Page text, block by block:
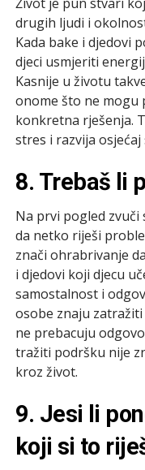
drugih ljudi i
Kada bake i djedovi
djeci usmjeriti
Kasnije u životu
onome što ne mogu
konkretna rješenja.
stres i razvija
8. Trebaš li
Na prvi pogled zvuči
da netko riješi
znači ohrabrivanje
i djedovi koji djecu
samostalnost i
osobe znaju
ne prebacuju
tražiti podršku nije
kroz život.
9. Jesi li
koji si to